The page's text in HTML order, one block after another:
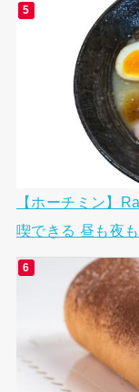
【ホーチミン】
喫できる 昼も夜